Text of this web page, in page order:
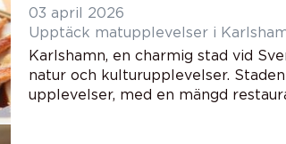
03 april 2026
Upptäck matupplevelser i
Karlshamn, en charmig stad vid
natur och kulturupplevelser.
upplevelser, med en mängd